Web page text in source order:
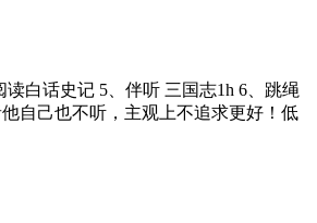
白话史记 5、伴听 三国志1h 6、跳绳
自己也不听，主观上不追求更好！低